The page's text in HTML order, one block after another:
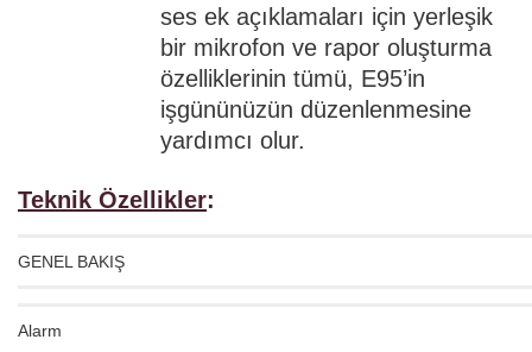
ses ek açıklamaları için yerleşik
bir mikrofon ve rapor oluşturma
özelliklerinin tümü, E95’in
işgününüzün düzenlenmesine
yardımcı olur.
Teknik Özellikler:
GENEL BAKIŞ
Alarm